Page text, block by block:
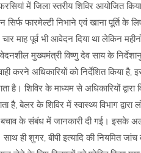
में जिला स्तरीय शिविर आयोजित
फारमेल्टी निभाने एवं खाना पूर्ति के
माह पूर्व भी आवेदन दिया था लेकिन
मुख्यमंत्री विष्णु देव साय के
करने अधिकारियों को निर्देशित किया
है। शिविर के माध्यम से अधिकारियों
है, बेलर के शिविर में स्वास्थ्य विभाग
बचाव के संबंध में जानकारी दी गई। इसके
ही शुगर, बीपी इत्यादि की नियमित